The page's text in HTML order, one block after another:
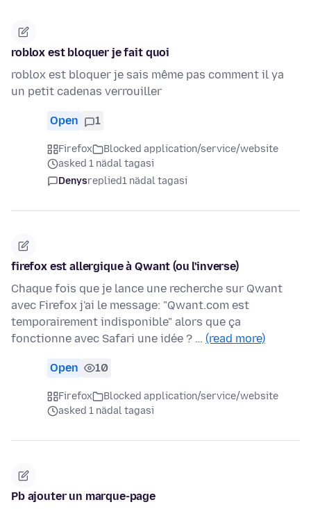
roblox est bloquer je fait quoi
roblox est bloquer je sais même pas comment il ya
un petit cadenas verrouiller
Open 1
Firefox
Blocked application/service/website
asked 1 nädal tagasi
Denysreplied1 nädal tagasi
firefox est allergique à Qwant (ou l'inverse)
Chaque fois que je lance une recherche sur Qwant
avec Firefox j'ai le message: "Qwant.com est
temporairement indisponible" alors que ça
fonctionne avec Safari une idée ? … (read more)
Open 10
Firefox
Blocked application/service/website
asked 1 nädal tagasi
Pb ajouter un marque-page